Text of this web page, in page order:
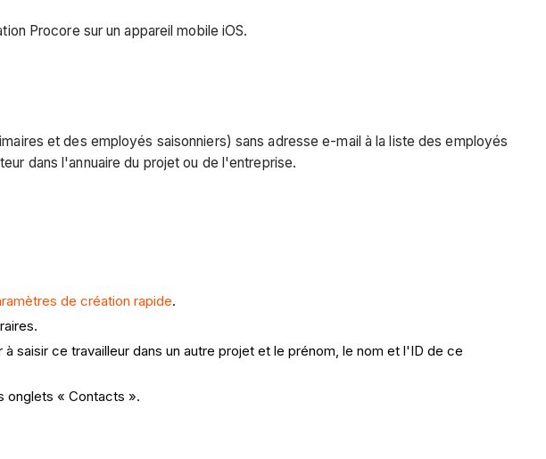
Procore sur un appareil mobile iOS.
et des employés saisonniers) sans adresse e-mail à la liste des employés
dans l'annuaire du projet ou de l'entreprise.
de création rapide.
saisir ce travailleur dans un autre projet et le prénom, le nom et l'ID de ce
onglets « Contacts ».